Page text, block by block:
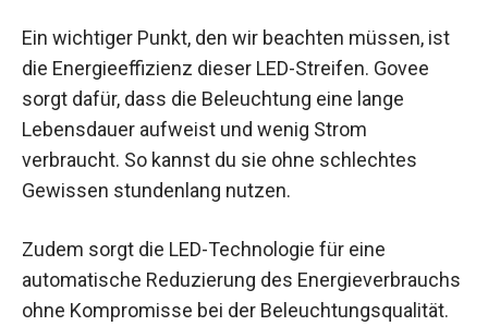
Ein wichtiger Punkt, den wir beachten müssen, ist
die Energieeffizienz dieser LED-Streifen. Govee
sorgt dafür, dass die Beleuchtung eine lange
Lebensdauer aufweist und wenig Strom
verbraucht. So kannst du sie ohne schlechtes
Gewissen stundenlang nutzen.
Zudem sorgt die LED-Technologie für eine
automatische Reduzierung des Energieverbrauchs
ohne Kompromisse bei der Beleuchtungsqualität.